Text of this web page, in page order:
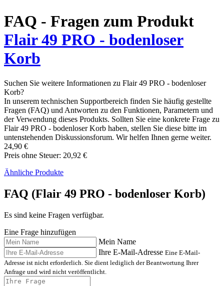
FAQ - Fragen zum Produkt
Flair 49 PRO - bodenloser
Korb
Suchen Sie weitere Informationen zu Flair 49 PRO - bodenloser
Korb?
In unserem technischen Supportbereich finden Sie häufig gestellte
Fragen (FAQ) und Antworten zu den Funktionen, Parametern und
der Verwendung dieses Produkts. Sollten Sie eine konkrete Frage zu
Flair 49 PRO - bodenloser Korb haben, stellen Sie diese bitte im
untenstehenden Diskussionsforum. Wir helfen Ihnen gerne weiter.
24,90 €
Preis ohne Steuer: 20,92 €
Ähnliche Produkte
FAQ (Flair 49 PRO - bodenloser Korb)
Es sind keine Fragen verfügbar.
Eine Frage hinzufügen
Mein Name
Ihre E-Mail-Adresse Eine E-Mail-
Adresse ist nicht erforderlich. Sie dient lediglich der Beantwortung Ihrer
Anfrage und wird nicht veröffentlicht.